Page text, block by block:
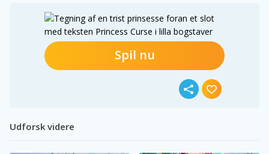
Spil nu
Udforsk videre